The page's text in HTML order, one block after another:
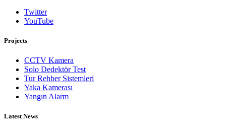
Twitter
YouTube
Projects
CCTV Kamera
Solo Dedektör Test
Tur Rehber Sistemleri
Yaka Kamerası
Yangın Alarm
Latest News